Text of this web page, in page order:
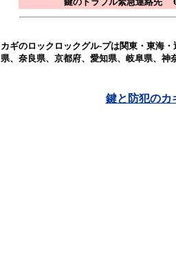
カギのロックロックグル-プは関東・東海
県、奈良県、京都府、愛知県、岐阜県、
鍵と防犯のカ